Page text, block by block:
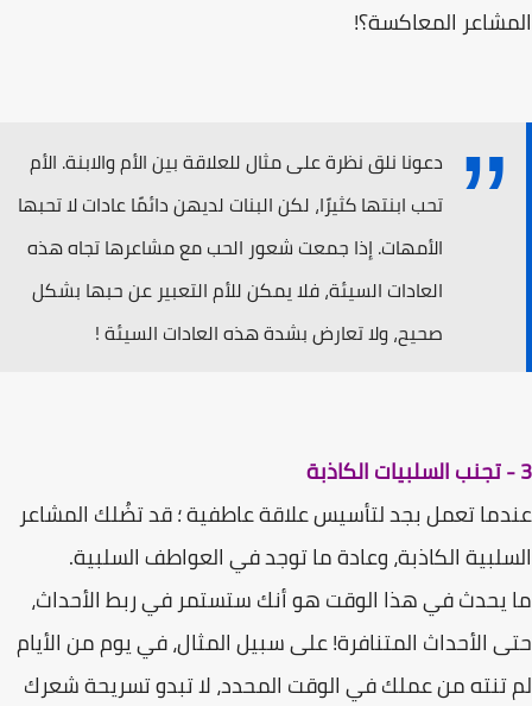
المشاعر المعاكسة؟!
دعونا نلق نظرة على مثال للعلاقة بین الأم والابنة. الأم
تحب ابنتھا كثیرًا، لكن البنات لدیھن دائمًا عادات لا تحبھا
الأمھات. إذا جمعت شعور الحب مع مشاعرھا تجاه ھذه
العادات السیئة، فلا یمكن للأم التعبیر عن حبھا بشكل
صحیح، ولا تعارض بشدة ھذه العادات السیئة !
3 - تجنب السلبيات الكاذبة
عندما تعمل بجد لتأسیس علاقة عاطفیة ؛ قد تضُلك المشاعر
السلبیة الكاذبة، وعادة ما توجد في العواطف السلبیة.
ما یحدث في ھذا الوقت ھو أنك ستستمر في ربط الأحداث،
حتى الأحداث المتنافرة! على سبیل المثال، في یوم من الأیام
لم تنته من عملك في الوقت المحدد، لا تبدو تسریحة شعرك